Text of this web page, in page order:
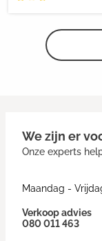
We zijn er
Onze experts
Maandag -
Verkoop advies
080 011 463